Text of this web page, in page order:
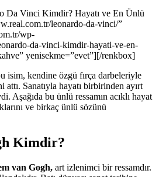
Da Vinci Kimdir? Hayatı ve En Ünlü
leonardo-da-vinci/”
wp-
da-vinci-kimdir-hayati-ve-en-
yenisekme=”evet”][/renkbox]
isim, kendine özgü fırça darbeleriyle
attı. Sanatıyla hayatı birbirinden ayırt
Aşağıda bu ünlü ressamın acıklı hayat
ve birkaç ünlü sözünü
Kimdir?
van Gogh, art izlenimci bir ressamdır.